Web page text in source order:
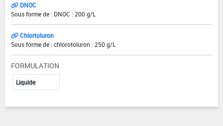
DNOC
Sous forme de : DNOC : 200 g/L
Chlortoluron
Sous forme de : chlorotoluron : 250 g/L
FORMULATION
Liquide